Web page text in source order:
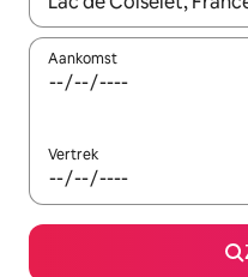
Aankomst
Vertrek